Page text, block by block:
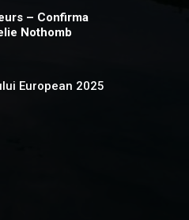
– Confirma
Nothomb
European 2025